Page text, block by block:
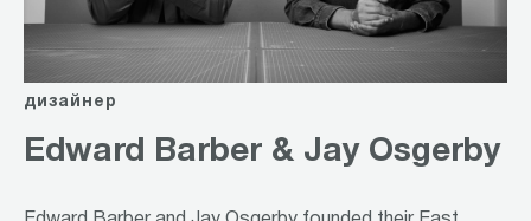
дизайнер
Edward Barber & Jay Osgerby